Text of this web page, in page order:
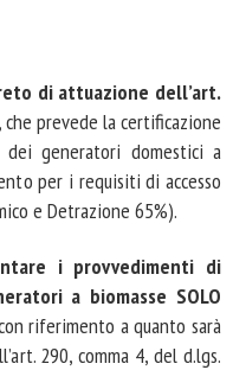
di attuazione dell’art.
, che prevede la certificazione
generatori domestici a
per i requisiti di accesso
e Detrazione 65%).
i provvedimenti di
a biomasse SOLO
riferimento a quanto sarà
290, comma 4, del d.lgs.